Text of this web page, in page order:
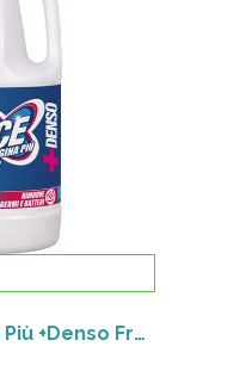
Ace Candeggina Più +Denso Fresco profumo 2,5 L